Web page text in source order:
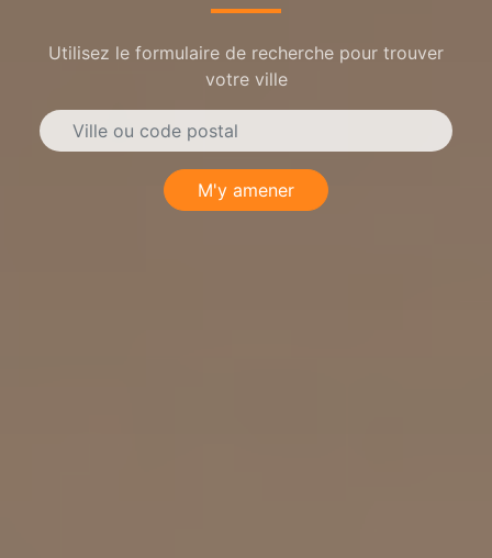
Utilisez le formulaire de recherche pour trouver
votre ville
M'y amener